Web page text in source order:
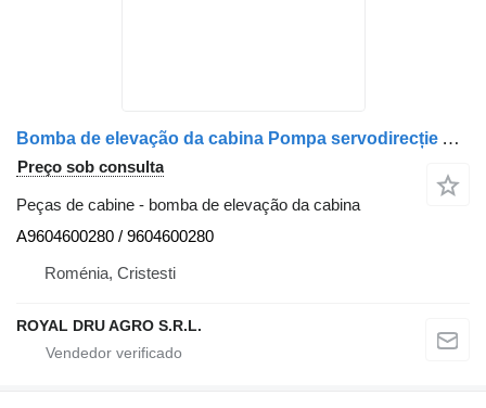
Bomba de elevação da cabina Pompa servodirecție A9604600280 para camião Mercedes-Benz (12)
Preço sob consulta
Peças de cabine - bomba de elevação da cabina
A9604600280 / 9604600280
Roménia, Cristesti
ROYAL DRU AGRO S.R.L.